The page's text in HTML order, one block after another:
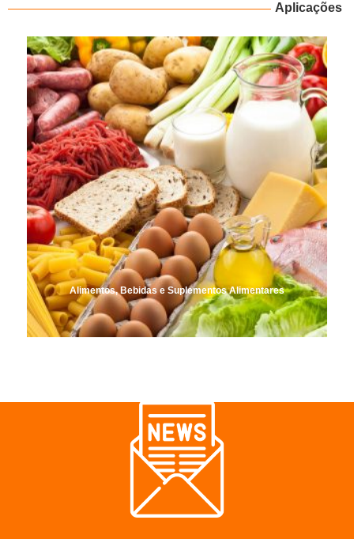
Aplicações
Alimentos, Bebidas e Suplementos Alimentares